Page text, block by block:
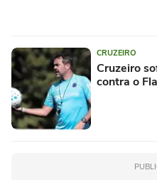
CRUZEIRO
Cruzeiro
contra o